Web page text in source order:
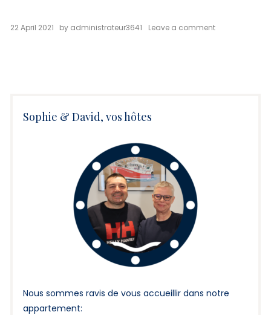
22 April 2021 by administrateur3641 Leave a commenton
Sophie & David, vos hôtes
Nous sommes ravis de vous accueillir dans notre
appartement: